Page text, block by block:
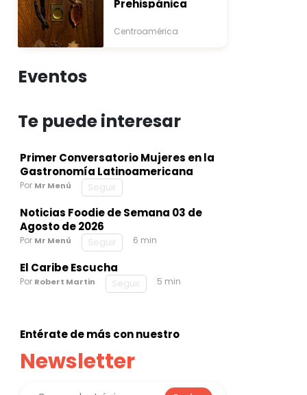
Prehispánica
Centroamérica
Eventos
Te puede interesar
Primer Conversatorio Mujeres en la
Gastronomía Latinoamericana
Por Mr Menú Seguir
Noticias Foodie de Semana 03 de
Agosto de 2026
Por Mr Menú Seguir 6 min
El Caribe Escucha
Por Robert Martin Seguir 5 min
Entérate de más con nuestro
Newsletter